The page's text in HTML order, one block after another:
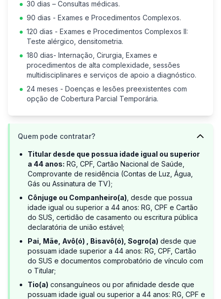
30 dias – Consultas médicas.
90 dias - Exames e Procedimentos Complexos.
120 dias - Exames e Procedimentos Complexos II:
Teste alérgico, densitometria.
180 dias- Internação, Cirurgia, Exames e
procedimentos de alta complexidade, sessões
multidisciplinares e serviços de apoio a diagnóstico.
24 meses - Doenças e lesões preexistentes com
opção de Cobertura Parcial Temporária.
Quem pode contratar?
Titular desde que possua idade igual ou superior
a 44 anos: RG, CPF, Cartão Nacional de Saúde,
Comprovante de residência (Contas de Luz, Água,
Gás ou Assinatura de TV);
Cônjuge ou Companheiro(a) , desde que possua
idade igual ou superior a 44 anos: RG, CPF e Cartão
do SUS, certidão de casamento ou escritura pública
declaratória de união estável;
Pai, Mãe, Avô(ó) , Bisavô(ó), Sogro(a) desde que
possuam idade superior a 44 anos: RG, CPF, Cartão
do SUS e documentos comprobatório de vínculo com
o Titular;
Tio(a) consanguíneos ou por afinidade desde que
possuam idade igual ou superior a 44 anos: RG, CPF e